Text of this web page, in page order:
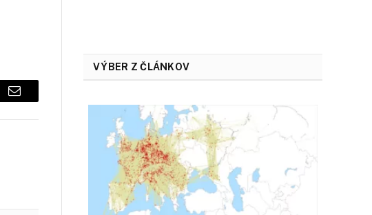
Email
VÝBER Z ČLÁNKOV